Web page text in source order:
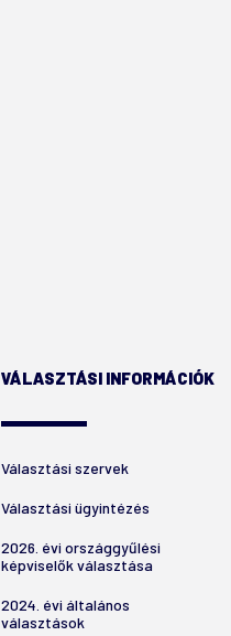
VÁLASZTÁSI INFORMÁCIÓK
Választási szervek
Választási ügyintézés
2026. évi országgyűlési
képviselők választása
2024. évi általános
választások